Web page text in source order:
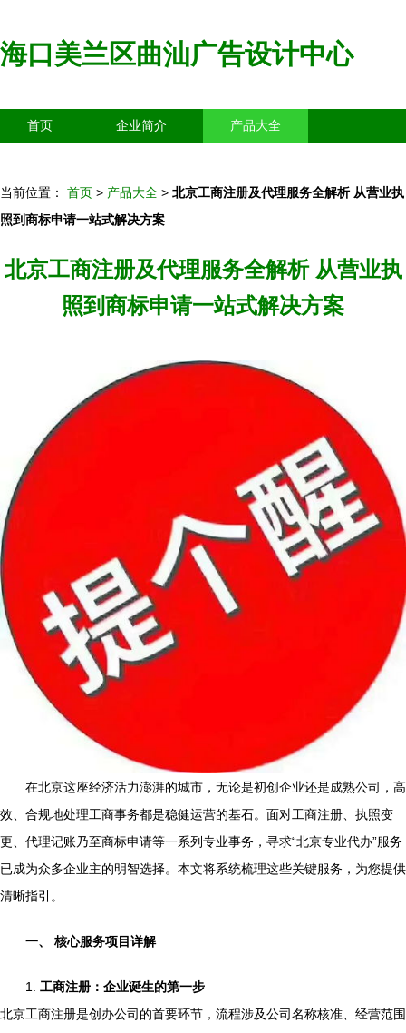
海口美兰区曲汕广告设计中心
首页 企业简介 产品大全
当前位置： 首页 > 产品大全 > 北京工商注册及代理服务全解析 从营业执
照到商标申请一站式解决方案
北京工商注册及代理服务全解析 从营业执
照到商标申请一站式解决方案
在北京这座经济活力澎湃的城市，无论是初创企业还是成熟公司，高
效、合规地处理工商事务都是稳健运营的基石。面对工商注册、执照变
更、代理记账乃至商标申请等一系列专业事务，寻求“北京专业代办”服务
已成为众多企业主的明智选择。本文将系统梳理这些关键服务，为您提供
清晰指引。
一、 核心服务项目详解
1. 工商注册：企业诞生的第一步
北京工商注册是创办公司的首要环节，流程涉及公司名称核准、经营范围